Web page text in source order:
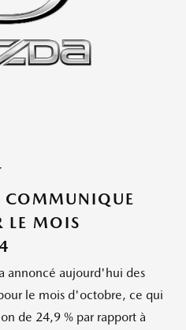
LE MOIS
annoncé aujourd'hui des
le mois d'octobre, ce qui
de 24,9 % par rapport à